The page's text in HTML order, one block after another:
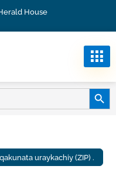
House
uraykachiy (ZIP) .